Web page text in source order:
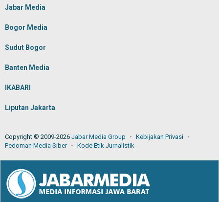
Jabar Media
Bogor Media
Sudut Bogor
Banten Media
IKABARI
Liputan Jakarta
Copyright © 2009-2026 Jabar Media Group
Kebijakan Privasi
Pedoman Media Siber
Kode Etik Jurnalistik